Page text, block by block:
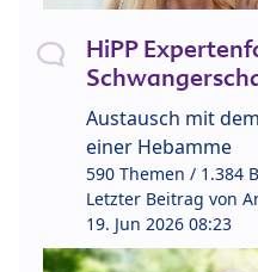
HiPP
Austausch mit
einer Hebamme
590 Themen / 1.384
Letzter Beitrag von
19. Jun 2026 08:23